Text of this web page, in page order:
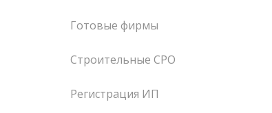
Готовые фирмы
Строительные СРО
Регистрация ИП